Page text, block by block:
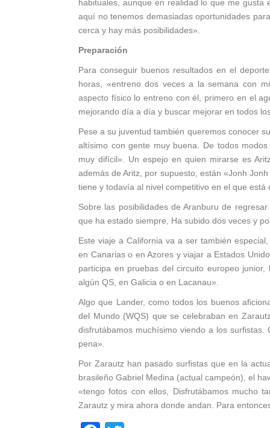
habituales, aunque en realidad lo que me
aquí no tenemos demasiadas oportunidades
cerca y hay más posibilidades».
Preparación
Para conseguir buenos resultados en el
horas, «entreno dos veces a la semana con
aspecto físico lo entreno con él, primero en el
mejorando día a día y buscar mejorar en todos
Pese a su juventud también queremos conocer
altísimo con gente muy buena. De todos
muy difícil». Un espejo en quien mirarse es
además de Aritz, por supuesto, están «Jonh
tiene y todavía al nivel competitivo en el que está
Sobre las posibilidades de Aranburu de
que ha estado siempre, Ha subido dos veces y
Este viaje a California va a ser también
en Canarias o en Azores y viajar a Estados
participa en pruebas del circuito europeo
algún QS, en Galicia o en Lacanau».
Algo que Lander, como todos los buenos
del Mundo (WQS) que se celebraban en
disfrutábamos muchísimo viendo a los
pena».
Por Zarautz han pasado surfistas que en la
brasileño Gabriel Medina (actual campeón), el
«tengo fotos con ellos, Disfrutábamos mucho
Zarautz y mira ahora donde andan. Para